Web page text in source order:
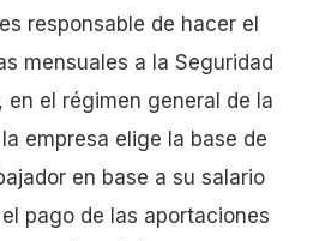
responsable de hacer el
mensuales a la Seguridad
en el régimen general de la
empresa elige la base de
en base a su salario
pago de las aportaciones